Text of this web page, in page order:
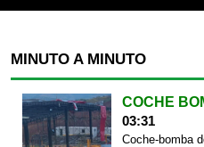
MINUTO A MINUTO
COCHE
03:31
Coche-bomba